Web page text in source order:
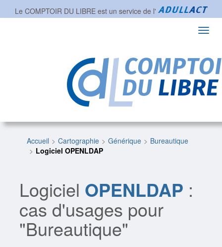
Le COMPTOIR DU LIBRE est un service de l'
Accueil Cartographie Générique
Bureautique
Logiciel OPENLDAP
Logiciel OPENLDAP :
cas d'usages pour
"Bureautique"